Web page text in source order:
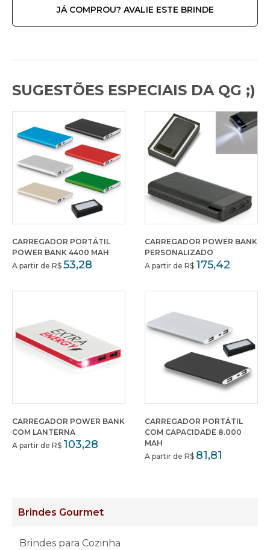
Brindes Gourmet
Brindes para Cozinha
JÁ COMPROU? AVALIE ESTE BRINDE
SUGESTÕES ESPECIAIS DA QG ;)
CARREGADOR PORTÁTIL
POWER BANK 4400 MAH
A partir de R$ 53,28
CARREGADOR POWER BANK
PERSONALIZADO
A partir de R$ 175,42
CARREGADOR POWER BANK
COM LANTERNA
A partir de R$ 103,28
CARREGADOR PORTÁTIL
COM CAPACIDADE 8.000
MAH
A partir de R$ 81,81